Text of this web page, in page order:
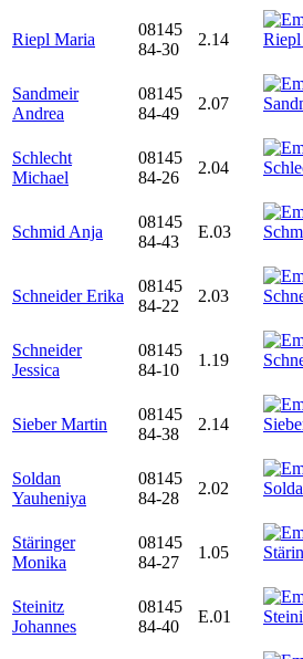
Riepl Maria
08145
84-30
2.14
Sandmeir
Andrea
08145
84-49
2.07
Schlecht
Michael
08145
84-26
2.04
Schmid Anja
08145
84-43
E.03
Schneider Erika
08145
84-22
2.03
Schneider
Jessica
08145
84-10
1.19
Sieber Martin
08145
84-38
2.14
Soldan
Yauheniya
08145
84-28
2.02
Stäringer
Monika
08145
84-27
1.05
Steinitz
Johannes
08145
84-40
E.01